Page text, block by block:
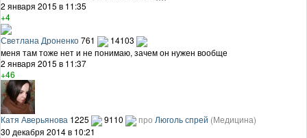
2 января 2015 в 11:35
+4
Светлана Дроненко761
14103
меня там тоже нет и не понимаю, зачем он нужен вообще
2 января 2015 в 11:37
+46
Катя Аверьянова 1225 9110 про Люголь спрей (Медицина)
30 декабря 2014 в 10:21